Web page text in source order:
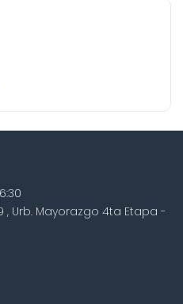
, Urb. Mayorazgo 4ta Etapa -